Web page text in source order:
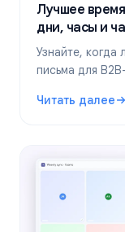
Лучшее
дни, часы и
Узнайте, когда
письма для
планирование
Читать далее
: Лучшее